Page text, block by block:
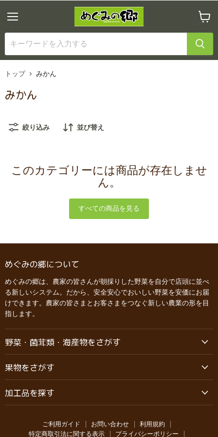
ニ
ュ
ー
ー
ト
を
見
トップ
みかん
みかん
絞り込み 並び替え
このカテゴリーには商品が存在しませ
ん。
すべての商品を見る
めぐみの郷について
めぐみの郷は、農家の皆さんが朝採りした野菜を自分で店頭に並べ
る新しいシステム。だから、安全安心でおいしい野菜を安価にお届
けできます。農家の皆さまとお客さまをつなぐ新しい農業の形を目
指します。
野菜・菌茸類・海産物をさがす
果物をさがす
加工品を探す
ご利用ガイド お問い合わせ
利用規約
特定商取引法に関する表示
プライバシーポリシー